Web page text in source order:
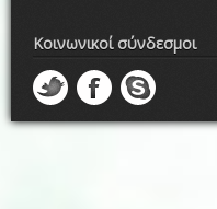
Κοινωνικοί σύνδεσμοι